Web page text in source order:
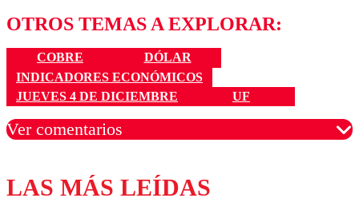
OTROS TEMAS A EXPLORAR:
COBRE
DÓLAR
INDICADORES ECONÓMICOS
JUEVES 4 DE DICIEMBRE
UF
Ver comentarios
Los comentarios son moderados para garantizar un
diálogo respetuoso.
LAS MÁS LEÍDAS